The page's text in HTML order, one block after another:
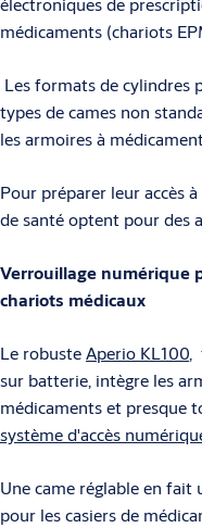
médicaments (chariots
Les formats de cylindres
types de cames non
les armoires à
Pour préparer leur accès
de santé optent pour des
Verrouillage numérique
chariots médicaux
Le robusteAperio KL100,
sur batterie, intègre les
médicaments et presque
système d'accès
Une came réglable en
pour les casiers de